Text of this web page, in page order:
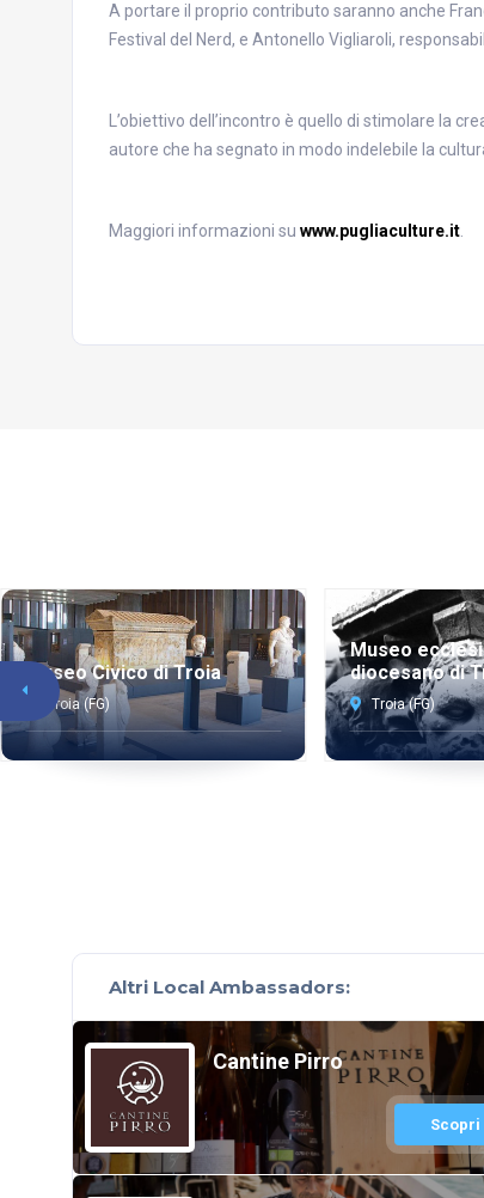
A portare il proprio contributo saranno anche
Festival del Nerd, e Antonello Vigliaroli,
L’obiettivo dell’incontro è quello di stimolare la
autore che ha segnato in modo indelebile la
Maggiori informazioni su www.pugliaculture.it
Museo Civico di Troia
Troia (FG)
Museo
diocesano di
Troia (FG)
Altri Local Ambassadors:
Cantine Pirro
Scopri